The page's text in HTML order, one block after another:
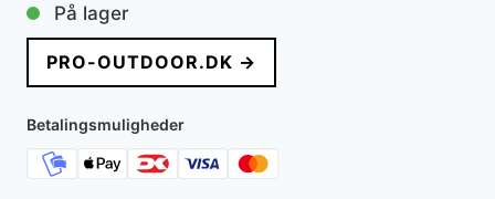
pris
var:
7.000 kr..
pris
er:
På lager
PRO-OUTDOOR.DK →
Betalingsmuligheder